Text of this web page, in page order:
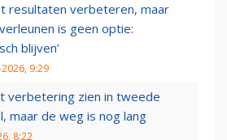
resultaten verbeteren, maar
is geen optie:
blijven’
9:29
verbetering zien in tweede
maar de weg is nog lang
8:22